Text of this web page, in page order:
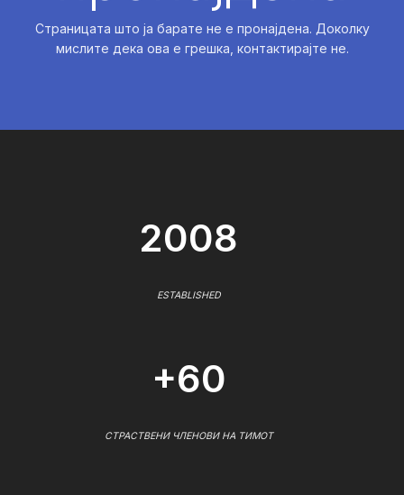
Страницата што ја барате не е пронајдена. Доколку
мислите дека ова е грешка, контактирајте не.
2008
ESTABLISHED
+60
СТРАСТВЕНИ ЧЛЕНОВИ НА ТИМОТ